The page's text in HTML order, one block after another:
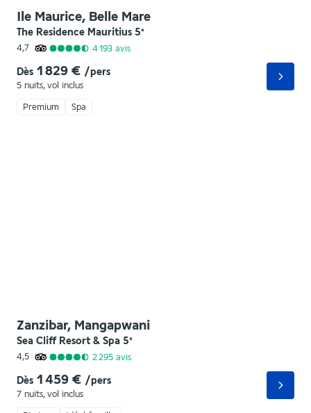
Ile Maurice, Belle Mare
The Residence Mauritius 5*
4,7
4 193 avis
Dès 1 829 € /pers
5 nuits, vol inclus
Premium Spa
Zanzibar, Mangapwani
Sea Cliff Resort & Spa 5*
4,5
2 295 avis
Dès 1 459 € /pers
7 nuits, vol inclus